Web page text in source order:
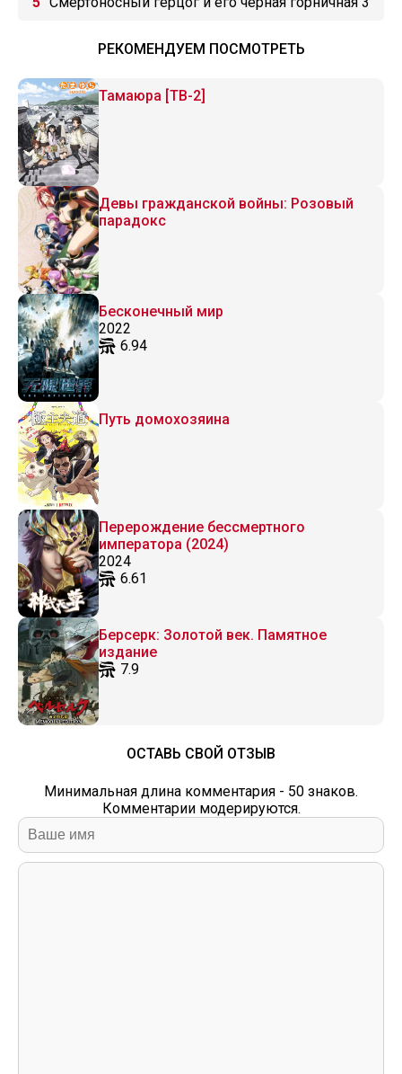
РЕКОМЕНДУЕМ ПОСМОТРЕТЬ
Тамаюра [ТВ-2]
Девы гражданской войны: Розовый
парадокс
Бесконечный мир
2022
6.94
Путь домохозяина
Перерождение бессмертного
императора (2024)
2024
6.61
Берсерк: Золотой век. Памятное
издание
7.9
ОСТАВЬ СВОЙ ОТЗЫВ
Минимальная длина комментария - 50 знаков.
Комментарии модерируются.